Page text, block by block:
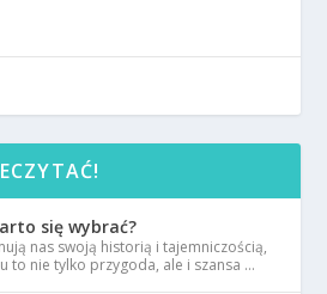
się wybrać?
nas swoją historią i tajemniczością,
to nie tylko przygoda, ale i szansa …